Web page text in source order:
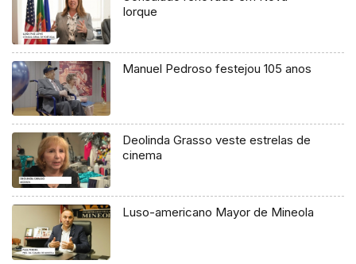
Iorque
Manuel Pedroso festejou 105 anos
Deolinda Grasso veste estrelas de
cinema
Luso-americano Mayor de Mineola